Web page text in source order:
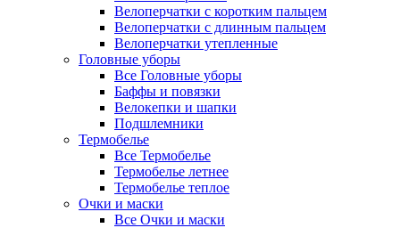
Велоперчатки с коротким пальцем
Велоперчатки с длинным пальцем
Велоперчатки утепленные
Головные уборы
Все Головные уборы
Баффы и повязки
Велокепки и шапки
Подшлемники
Термобелье
Все Термобелье
Термобелье летнее
Термобелье теплое
Очки и маски
Все Очки и маски